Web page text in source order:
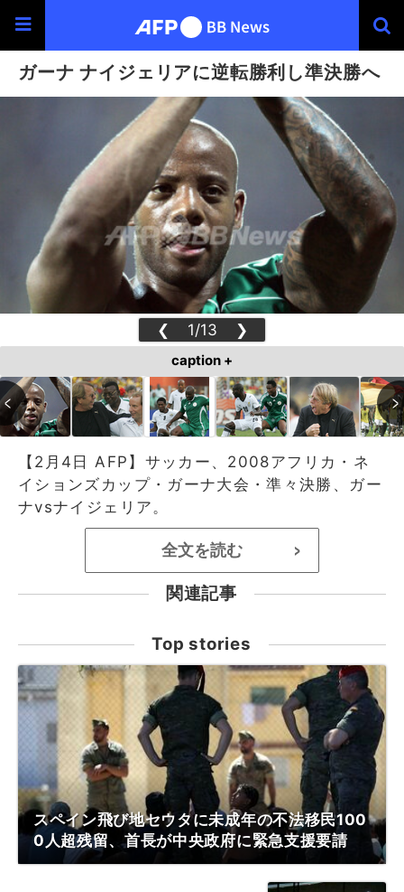
ガーナ ナイジェリアに逆転勝利し準決勝へ
❮ 1/13 ❯
caption +
【2月4日 AFP】サッカー、2008アフリカ・ネ
イションズカップ・ガーナ大会・準々決勝、ガー
ナvsナイジェリア。
全文を読む >
関連記事
Top stories
スペイン飛び地セウタに未成年の不法移民100
0人超残留、首長が中央政府に緊急支援要請